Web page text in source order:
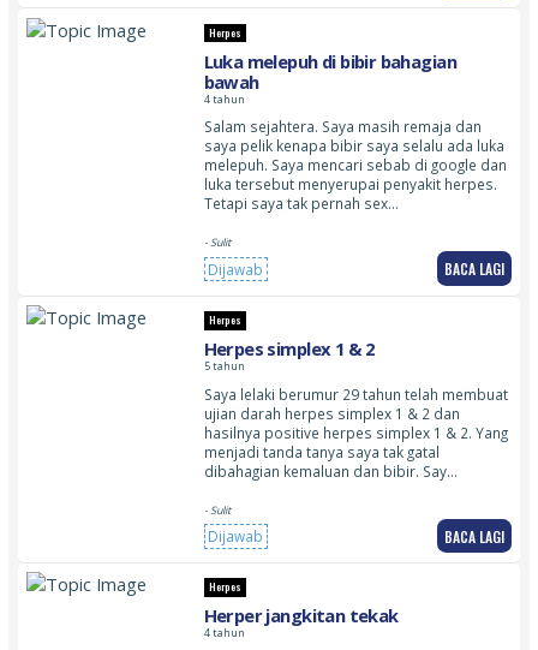
Herpes
Luka melepuh di bibir bahagian
bawah
4 tahun
Salam sejahtera. Saya masih remaja dan
saya pelik kenapa bibir saya selalu ada luka
melepuh. Saya mencari sebab di google dan
luka tersebut menyerupai penyakit herpes.
Tetapi saya tak pernah sex…
- Sulit
Dijawab BACA LAGI
Herpes
Herpes simplex 1 & 2
5 tahun
Saya lelaki berumur 29 tahun telah membuat
ujian darah herpes simplex 1 & 2 dan
hasilnya positive herpes simplex 1 & 2. Yang
menjadi tanda tanya saya tak gatal
dibahagian kemaluan dan bibir. Say…
- Sulit
Dijawab BACA LAGI
Herpes
Herper jangkitan tekak
4 tahun